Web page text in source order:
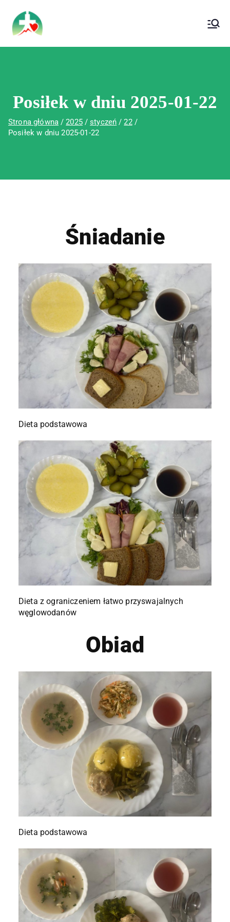
Wojewódzki Szpital Specjalistyczny im.
Św. Rafała w Czerwonej Górze
Posiłek w dniu 2025-01-22
Strona główna 2025 styczeń
22
Posiłek w dniu 2025-01-22
Śniadanie
Dieta podstawowa
Dieta z ograniczeniem łatwo przyswajalnych
węglowodanów
Obiad
Dieta podstawowa